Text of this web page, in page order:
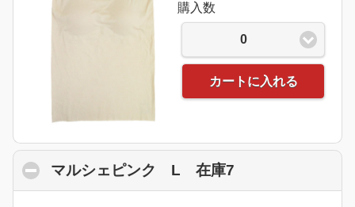
購入数
0
カートに入れる
マルシェピンク L 在庫7